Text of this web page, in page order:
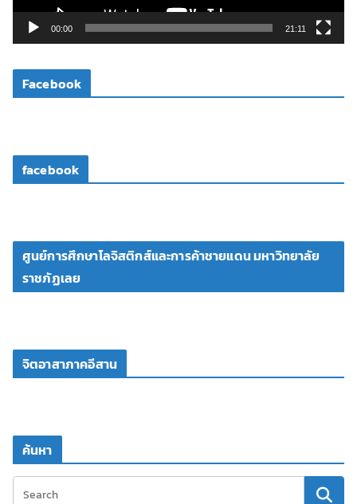
ดี
โ
00:00 21:11
Facebook
facebook
ศูนย์การศึกษาโลจิสติกส์และการค้าชายแดน มหาวิทยาลัย
ราชภัฏเลย
จิตอาสาภาคอีสาน
ค้นหา